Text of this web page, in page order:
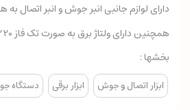
دارای لوازم جانبی انبر جوش و انبر اتصال
همچنین دارای ولتاژ برق به صورت تک فاز 220 ولت نیز می باشد.
بخشها :
ابزار اتصال و جوش ابزار برقی دستگاه